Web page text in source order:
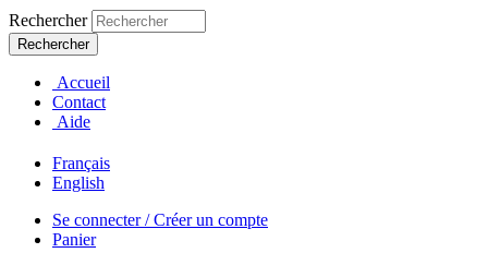
Rechercher
Accueil
Contact
Aide
Français
English
Se connecter / Créer un compte
Panier